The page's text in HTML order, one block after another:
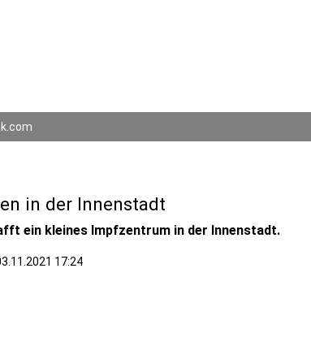
in der Innenstadt
ein kleines Impfzentrum in der Innenstadt.
17:24